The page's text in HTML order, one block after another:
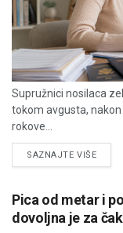
Supružnici nosilaca
tokom avgusta,
rokove...
SAZNAJTE VIŠE
Pica od metar i
dovoljna je za